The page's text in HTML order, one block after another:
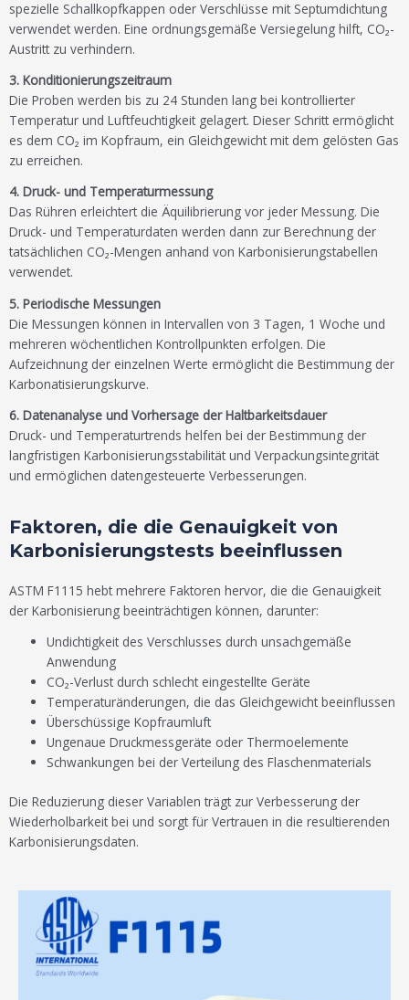
spezielle Schallkopfkappen oder Verschlüsse mit Septumdichtung
verwendet werden. Eine ordnungsgemäße Versiegelung hilft, CO₂-
Austritt zu verhindern.
3. Konditionierungszeitraum
Die Proben werden bis zu 24 Stunden lang bei kontrollierter
Temperatur und Luftfeuchtigkeit gelagert. Dieser Schritt ermöglicht
es dem CO₂ im Kopfraum, ein Gleichgewicht mit dem gelösten Gas
zu erreichen.
4. Druck- und Temperaturmessung
Das Rühren erleichtert die Äquilibrierung vor jeder Messung. Die
Druck- und Temperaturdaten werden dann zur Berechnung der
tatsächlichen CO₂-Mengen anhand von Karbonisierungstabellen
verwendet.
5. Periodische Messungen
Die Messungen können in Intervallen von 3 Tagen, 1 Woche und
mehreren wöchentlichen Kontrollpunkten erfolgen. Die
Aufzeichnung der einzelnen Werte ermöglicht die Bestimmung der
Karbonatisierungskurve.
6. Datenanalyse und Vorhersage der Haltbarkeitsdauer
Druck- und Temperaturtrends helfen bei der Bestimmung der
langfristigen Karbonisierungsstabilität und Verpackungsintegrität
und ermöglichen datengesteuerte Verbesserungen.
Faktoren, die die Genauigkeit von
Karbonisierungstests beeinflussen
ASTM F1115 hebt mehrere Faktoren hervor, die die Genauigkeit
der Karbonisierung beeinträchtigen können, darunter:
Undichtigkeit des Verschlusses durch unsachgemäße
Anwendung
CO₂-Verlust durch schlecht eingestellte Geräte
Temperaturänderungen, die das Gleichgewicht beeinflussen
Überschüssige Kopfraumluft
Ungenaue Druckmessgeräte oder Thermoelemente
Schwankungen bei der Verteilung des Flaschenmaterials
Die Reduzierung dieser Variablen trägt zur Verbesserung der
Wiederholbarkeit bei und sorgt für Vertrauen in die resultierenden
Karbonisierungsdaten.